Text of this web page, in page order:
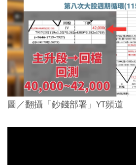
圖／翻攝「鈔錢部署」YT頻道